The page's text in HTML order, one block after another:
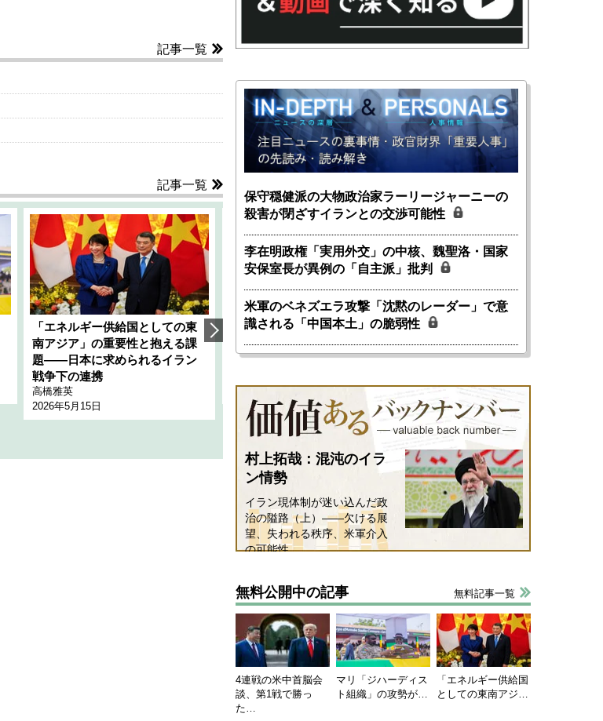
記事一覧
記事一覧
「エネルギー供給国としての東
南アジア」の重要性と抱える課
題――日本に求められるイラン
戦争下の連携
高橋雅英
2026年5月15日
韓国にも理解してほしい「極東
1905年体制」における日米韓安
全保障協力の意味
2026年5月15日
ホルムズ海峡危機で加速したエ
ネルギー転換が「中国依存」に
行き着くリスク
2026年5月14日
保守穏健派の大物政治家ラーリージャーニーの
殺害が閉ざすイランとの交渉可能性
李在明政権「実用外交」の中核、魏聖洛・国家
安保室長が異例の「自主派」批判
米軍のベネズエラ攻撃「沈黙のレーダー」で意
識される「中国本土」の脆弱性
村上拓哉：混沌のイラ
ン情勢
イラン現体制が迷い込んだ政
治の隘路（上）――欠ける展
望、失われる秩序、米軍介入
の可能性
無料公開中の記事 無料記事一覧
4連戦の米中首脳会
談、第1戦で勝っ
た…
マリ「ジハーディス
ト組織」の攻勢が…
「エネルギー供給国
としての東南アジ…